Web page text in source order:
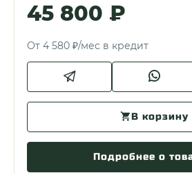
45 800 ₽
От 4 580 ₽/мес в кредит
В корзину
Подробнее о